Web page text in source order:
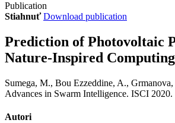
Publication
Stiahnuť Download publication
Prediction of Photovoltaic
Nature-Inspired Computing
Sumega, M., Bou Ezzeddine, A.,
Advances in Swarm Intelligence. ISCI 2020.
Autori